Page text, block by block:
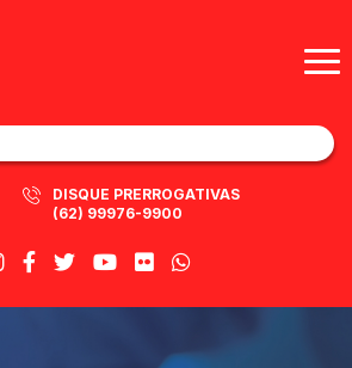
DISQUE PRERROGATIVAS
(62) 99976-9900